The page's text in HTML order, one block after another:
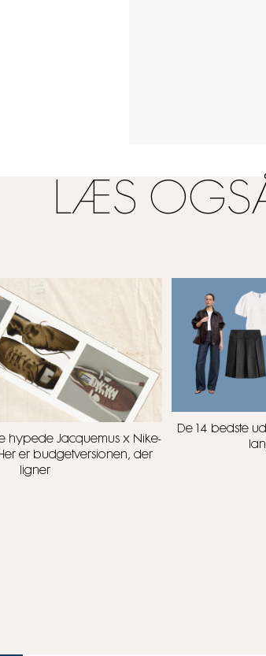
LÆS
hypede Jacquemus x Nike-
er budgetversionen, der
ligner
De 14 bedste